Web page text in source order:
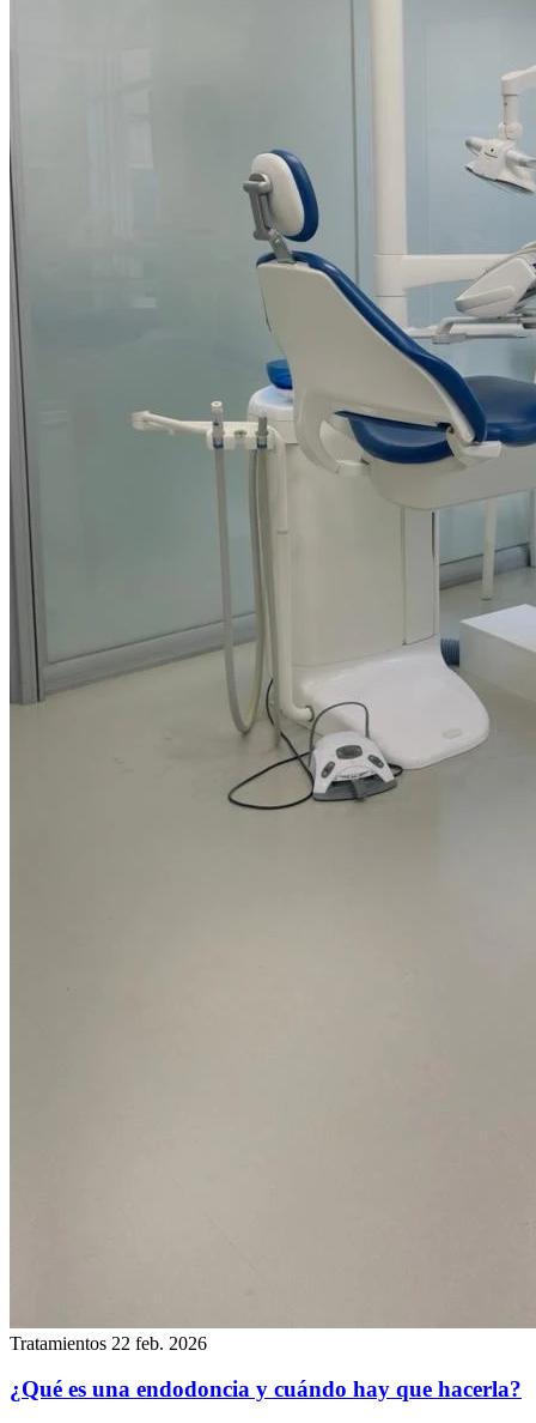
Tratamientos 22 feb. 2026
¿Qué es una endodoncia y cuándo hay que hacerla?